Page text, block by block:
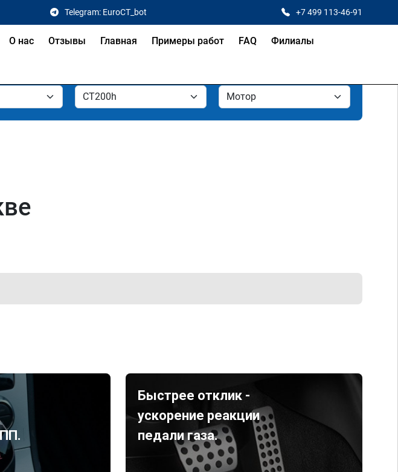
Telegram: EuroCT_bot +7 499 113-46-91
О нас Отзывы Главная Примеры работ FAQ Филиалы
Быстрее отклик -
ускорение реакции
педали газа.